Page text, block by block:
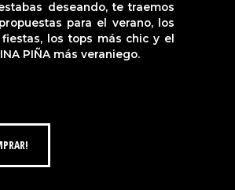
deseando, te traemos
para el verano, los
los tops más chic y el
PIÑA más veraniego.